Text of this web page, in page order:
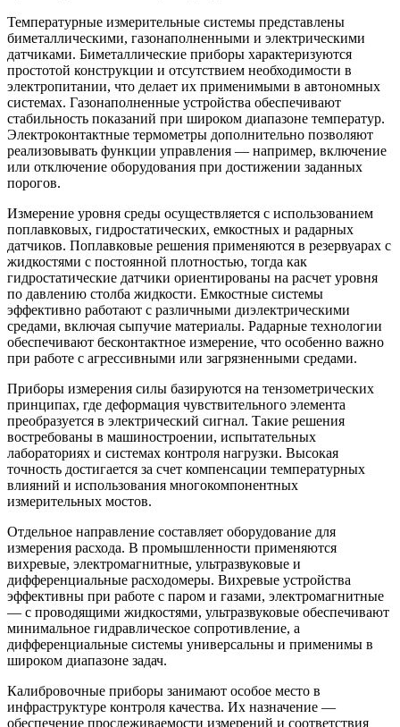
Температурные измерительные системы представлены
биметаллическими, газонаполненными и электрическими
датчиками. Биметаллические приборы характеризуются
простотой конструкции и отсутствием необходимости в
электропитании, что делает их применимыми в автономных
системах. Газонаполненные устройства обеспечивают
стабильность показаний при широком диапазоне температур.
Электроконтактные термометры дополнительно позволяют
реализовывать функции управления — например, включение
или отключение оборудования при достижении заданных
порогов.
Измерение уровня среды осуществляется с использованием
поплавковых, гидростатических, емкостных и радарных
датчиков. Поплавковые решения применяются в резервуарах с
жидкостями с постоянной плотностью, тогда как
гидростатические датчики ориентированы на расчет уровня
по давлению столба жидкости. Емкостные системы
эффективно работают с различными диэлектрическими
средами, включая сыпучие материалы. Радарные технологии
обеспечивают бесконтактное измерение, что особенно важно
при работе с агрессивными или загрязненными средами.
Приборы измерения силы базируются на тензометрических
принципах, где деформация чувствительного элемента
преобразуется в электрический сигнал. Такие решения
востребованы в машиностроении, испытательных
лабораториях и системах контроля нагрузки. Высокая
точность достигается за счет компенсации температурных
влияний и использования многокомпонентных
измерительных мостов.
Отдельное направление составляет оборудование для
измерения расхода. В промышленности применяются
вихревые, электромагнитные, ультразвуковые и
дифференциальные расходомеры. Вихревые устройства
эффективны при работе с паром и газами, электромагнитные
— с проводящими жидкостями, ультразвуковые обеспечивают
минимальное гидравлическое сопротивление, а
дифференциальные системы универсальны и применимы в
широком диапазоне задач.
Калибровочные приборы занимают особое место в
инфраструктуре контроля качества. Их назначение —
обеспечение прослеживаемости измерений и соответствия